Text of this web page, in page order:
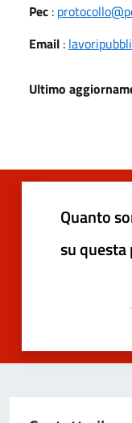
Pec :
Email :
Ultimo
Quanto
su questa